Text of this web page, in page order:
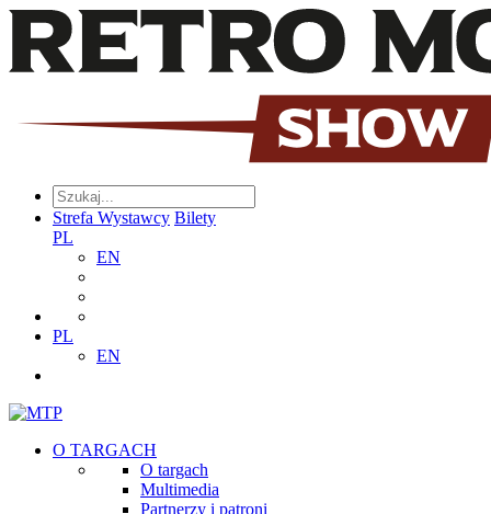
Strefa Wystawcy Bilety
PL
EN
PL
EN
O TARGACH
O targach
Multimedia
Partnerzy i patroni